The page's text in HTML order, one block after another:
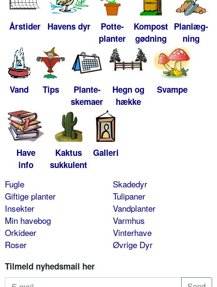
Årstider Havens dyr
Potte-
planter
Kompost
gødning
Planlæg-
ning
Vand Tips
Plante-
skemaer
Hegn og
hække
Svampe
Have
info
Kaktus
sukkulent
Galleri
Fugle
Giftige planter
Insekter
Min havebog
Orkideer
Roser
Skadedyr
Tulipaner
Vandplanter
Varmhus
Vinterhave
Øvrige Dyr
Tilmeld nyhedsmail her